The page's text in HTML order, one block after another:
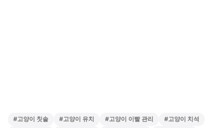
#고양이 칫솔 #고양이 유치 #고양이 이빨 관리 #고양이 치석